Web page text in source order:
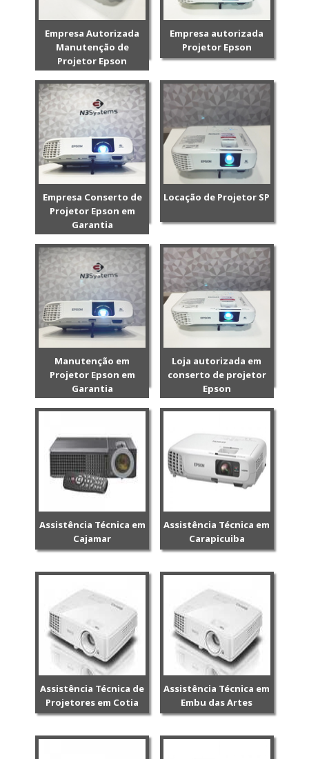
Empresa Autorizada
Manutenção de
Projetor Epson
Empresa autorizada
Projetor Epson
Empresa Conserto de
Projetor Epson em
Garantia
Locação de Projetor SP
Manutenção em
Projetor Epson em
Garantia
Loja autorizada em
conserto de projetor
Epson
Assistência Técnica em
Cajamar
Assistência Técnica em
Carapicuiba
Assistência Técnica de
Projetores em Cotia
Assistência Técnica em
Embu das Artes